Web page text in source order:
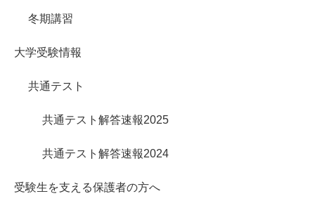
冬期講習
大学受験情報
共通テスト
共通テスト解答速報2025
共通テスト解答速報2024
受験生を支える保護者の方へ